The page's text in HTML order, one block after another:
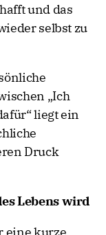
und das
selbst zu
„Ich
liegt ein
Druck
Lebens wird